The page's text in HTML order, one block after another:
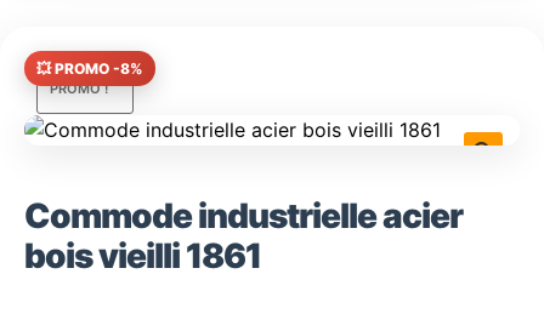
PROMO !
💥 PROMO -8%
Commode industrielle acier
bois vieilli 1861